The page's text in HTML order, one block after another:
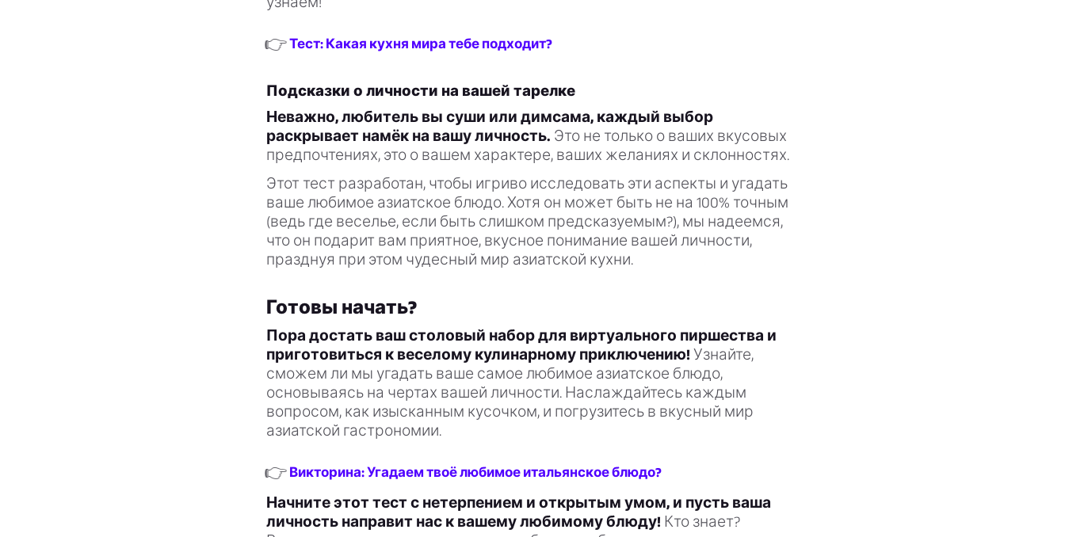
👉Тест: Какая кухня мира тебе подходит?
Подсказки о личности на вашей тарелке
Неважно, любитель вы суши или димсама, каждый выбор
раскрывает намёк на вашу личность. Это не только о ваших вкусовых
предпочтениях, это о вашем характере, ваших желаниях и склонностях.
Этот тест разработан, чтобы игриво исследовать эти аспекты и угадать
ваше любимое азиатское блюдо. Хотя он может быть не на 100% точным
(ведь где веселье, если быть слишком предсказуемым?), мы надеемся,
что он подарит вам приятное, вкусное понимание вашей личности,
празднуя при этом чудесный мир азиатской кухни.
Готовы начать?
Пора достать ваш столовый набор для виртуального пиршества и
приготовиться к веселому кулинарному приключению! Узнайте,
сможем ли мы угадать ваше самое любимое азиатское блюдо,
основываясь на чертах вашей личности. Наслаждайтесь каждым
вопросом, как изысканным кусочком, и погрузитесь в вкусный мир
азиатской гастрономии.
👉 Викторина: Угадаем твоё любимое итальянское блюдо?
Начните этот тест с нетерпением и открытым умом, и пусть ваша
личность направит нас к вашему любимому блюду! Кто знает?